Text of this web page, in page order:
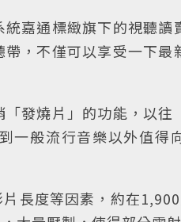
嘉通標緻旗下的視聽讀
，不僅可以享受一下最
發燒片」的功能，以往
一般流行音樂以外值得
長度等因素，約在